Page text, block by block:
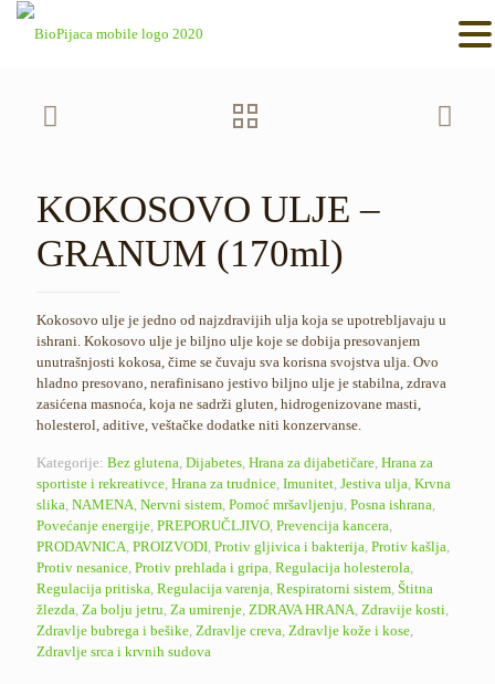
KOKOSOVO ULJE –
GRANUM (170ml)
Kokosovo ulje je jedno od najzdravijih ulja koja se upotrebljavaju u
ishrani. Kokosovo ulje je biljno ulje koje se dobija presovanjem
unutrašnjosti kokosa, čime se čuvaju sva korisna svojstva ulja. Ovo
hladno presovano, nerafinisano jestivo biljno ulje je stabilna, zdrava
zasićena masnoća, koja ne sadrži gluten, hidrogenizovane masti,
holesterol, aditive, veštačke dodatke niti konzervanse.
Kategorije: Bez glutena, Dijabetes, Hrana za dijabetičare, Hrana za
sportiste i rekreativce, Hrana za trudnice, Imunitet, Jestiva ulja, Krvna
slika, NAMENA, Nervni sistem, Pomoć mršavljenju, Posna ishrana,
Povećanje energije, PREPORUČLJIVO, Prevencija kancera,
PRODAVNICA, PROIZVODI, Protiv gljivica i bakterija, Protiv kašlja,
Protiv nesanice, Protiv prehlada i gripa, Regulacija holesterola,
Regulacija pritiska, Regulacija varenja, Respiratorni sistem, Štitna
žlezda, Za bolju jetru, Za umirenje, ZDRAVA HRANA, Zdravije kosti,
Zdravlje bubrega i bešike, Zdravlje creva, Zdravlje kože i kose,
Zdravlje srca i krvnih sudova